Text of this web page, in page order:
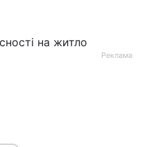
на житло
Реклама